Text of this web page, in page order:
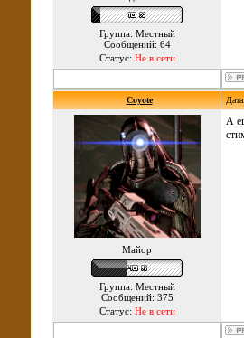
Группа: Местный
Сообщений: 64
Статус: Не в сети
Coyote
Майор
Группа: Местный
Сообщений: 375
Статус: Не в сети
А